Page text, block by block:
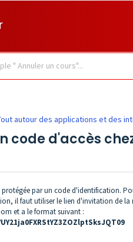
autour des applications et des
d'accès
par un code d'identification.
il faut utiliser le lien d'invitation de
et a le format suivant :